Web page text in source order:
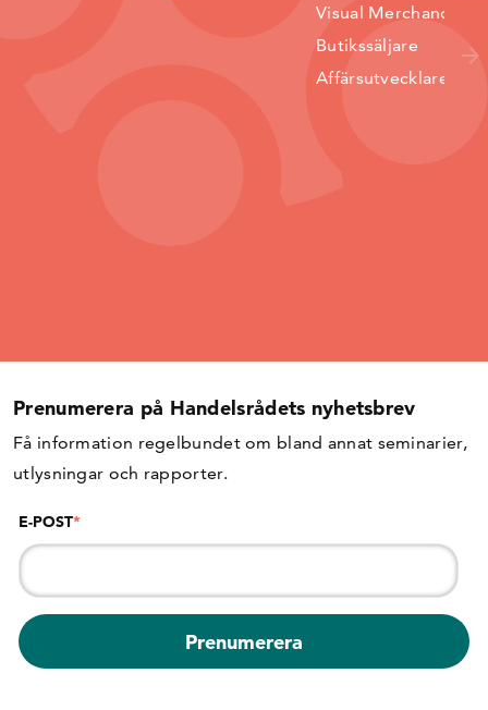
Visual Merchandiser
Butikssäljare
Affärsutvecklare
Prenumerera på Handelsrådets nyhetsbrev
Få information regelbundet om bland annat seminarier,
utlysningar och rapporter.
E-POST*